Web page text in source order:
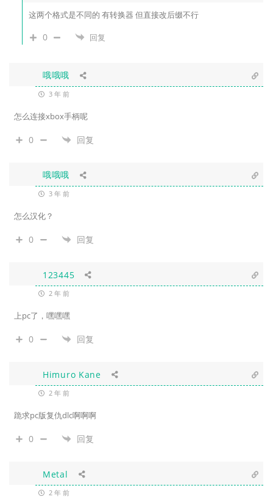
这两个格式是不同的 有转换器 但直接改后缀不行
0 回复
哦哦哦
3 年 前
怎么连接xbox手柄呢
0 回复
哦哦哦
3 年 前
怎么汉化？
0 回复
123445
2 年 前
上pc了，嘿嘿嘿
0 回复
Himuro Kane
2 年 前
跪求pc版复仇dlc啊啊啊
0 回复
Metal
2 年 前